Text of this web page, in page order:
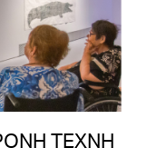
ΤΕΧΝΗ